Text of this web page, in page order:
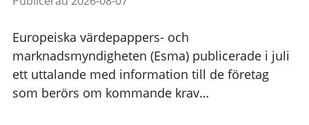
Europeiska värdepappers- och
marknadsmyndigheten (Esma) publicerade i juli
ett uttalande med information till de företag
som berörs om kommande krav…